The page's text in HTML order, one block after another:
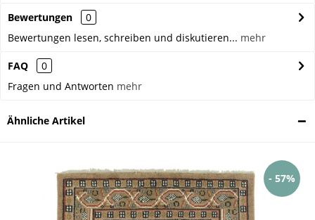
Bewertungen
0
Bewertungen lesen, schreiben und diskutieren... mehr
FAQ
0
Fragen und Antworten mehr
Ähnliche Artikel
- 57%